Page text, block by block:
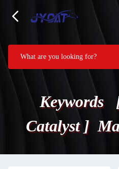
Keywords
Catalyst ]